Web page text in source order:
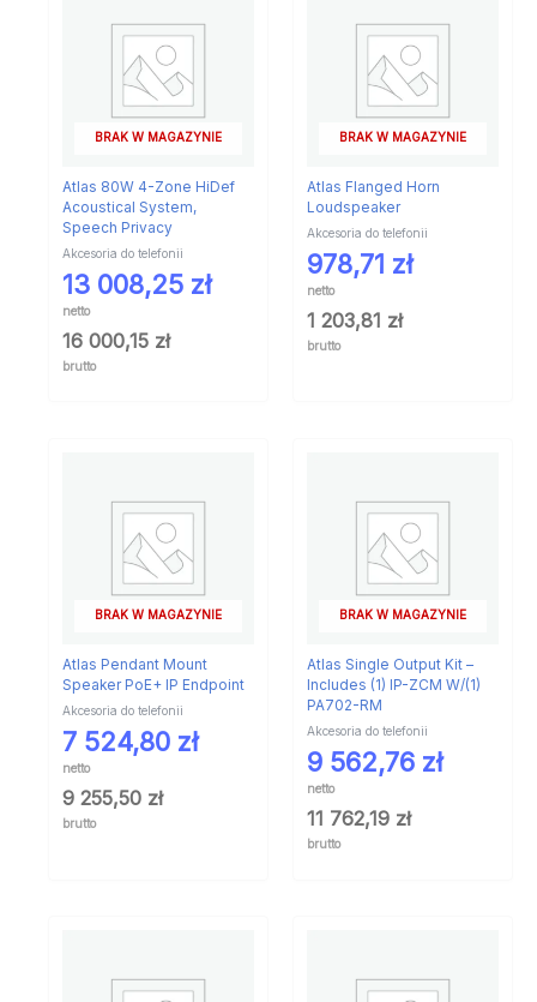
BRAK W MAGAZYNIE
Atlas 80W 4-Zone HiDef
Acoustical System,
Speech Privacy
Akcesoria do telefonii
13 008,25 zł
netto
16 000,15 zł
brutto
BRAK W MAGAZYNIE
Atlas Flanged Horn
Loudspeaker
Akcesoria do telefonii
978,71 zł
netto
1 203,81 zł
brutto
BRAK W MAGAZYNIE
Atlas Pendant Mount
Speaker PoE+ IP Endpoint
Akcesoria do telefonii
7 524,80 zł
netto
9 255,50 zł
brutto
BRAK W MAGAZYNIE
Atlas Single Output Kit –
Includes (1) IP-ZCM W/(1)
PA702-RM
Akcesoria do telefonii
9 562,76 zł
netto
11 762,19 zł
brutto